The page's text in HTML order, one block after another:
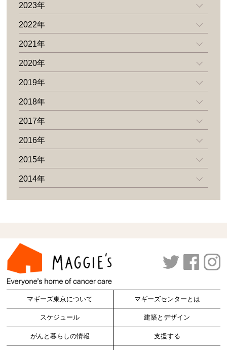
2023年
2022年
2021年
2020年
2019年
2018年
2017年
2016年
2015年
2014年
マギーズ東京について マギーズセンターとは
スケジュール 建築とデザイン
がんと暮らしの情報 支援する